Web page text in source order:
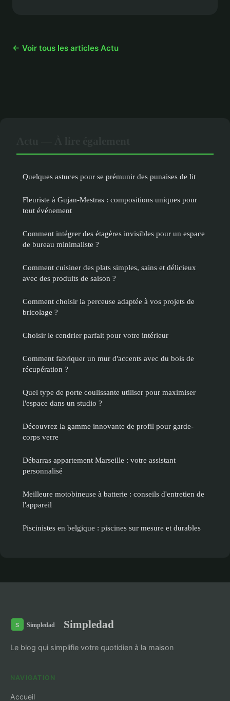
← Voir tous les articles Actu
Quelques astuces pour se prémunir des punaises de lit
Fleuriste à Gujan-Mestras : compositions uniques pour
tout événement
Comment intégrer des étagères invisibles pour un espace
de bureau minimaliste ?
Comment cuisiner des plats simples, sains et délicieux
avec des produits de saison ?
Comment choisir la perceuse adaptée à vos projets de
bricolage ?
Choisir le cendrier parfait pour votre intérieur
Comment fabriquer un mur d'accents avec du bois de
récupération ?
Quel type de porte coulissante utiliser pour maximiser
l'espace dans un studio ?
Découvrez la gamme innovante de profil pour garde-
corps verre
Débarras appartement Marseille : votre assistant
personnalisé
Meilleure motobineuse à batterie : conseils d'entretien de
l'appareil
Piscinistes en belgique : piscines sur mesure et durables
Simpledad
Le blog qui simplifie votre quotidien à la maison
NAVIGATION
Accueil